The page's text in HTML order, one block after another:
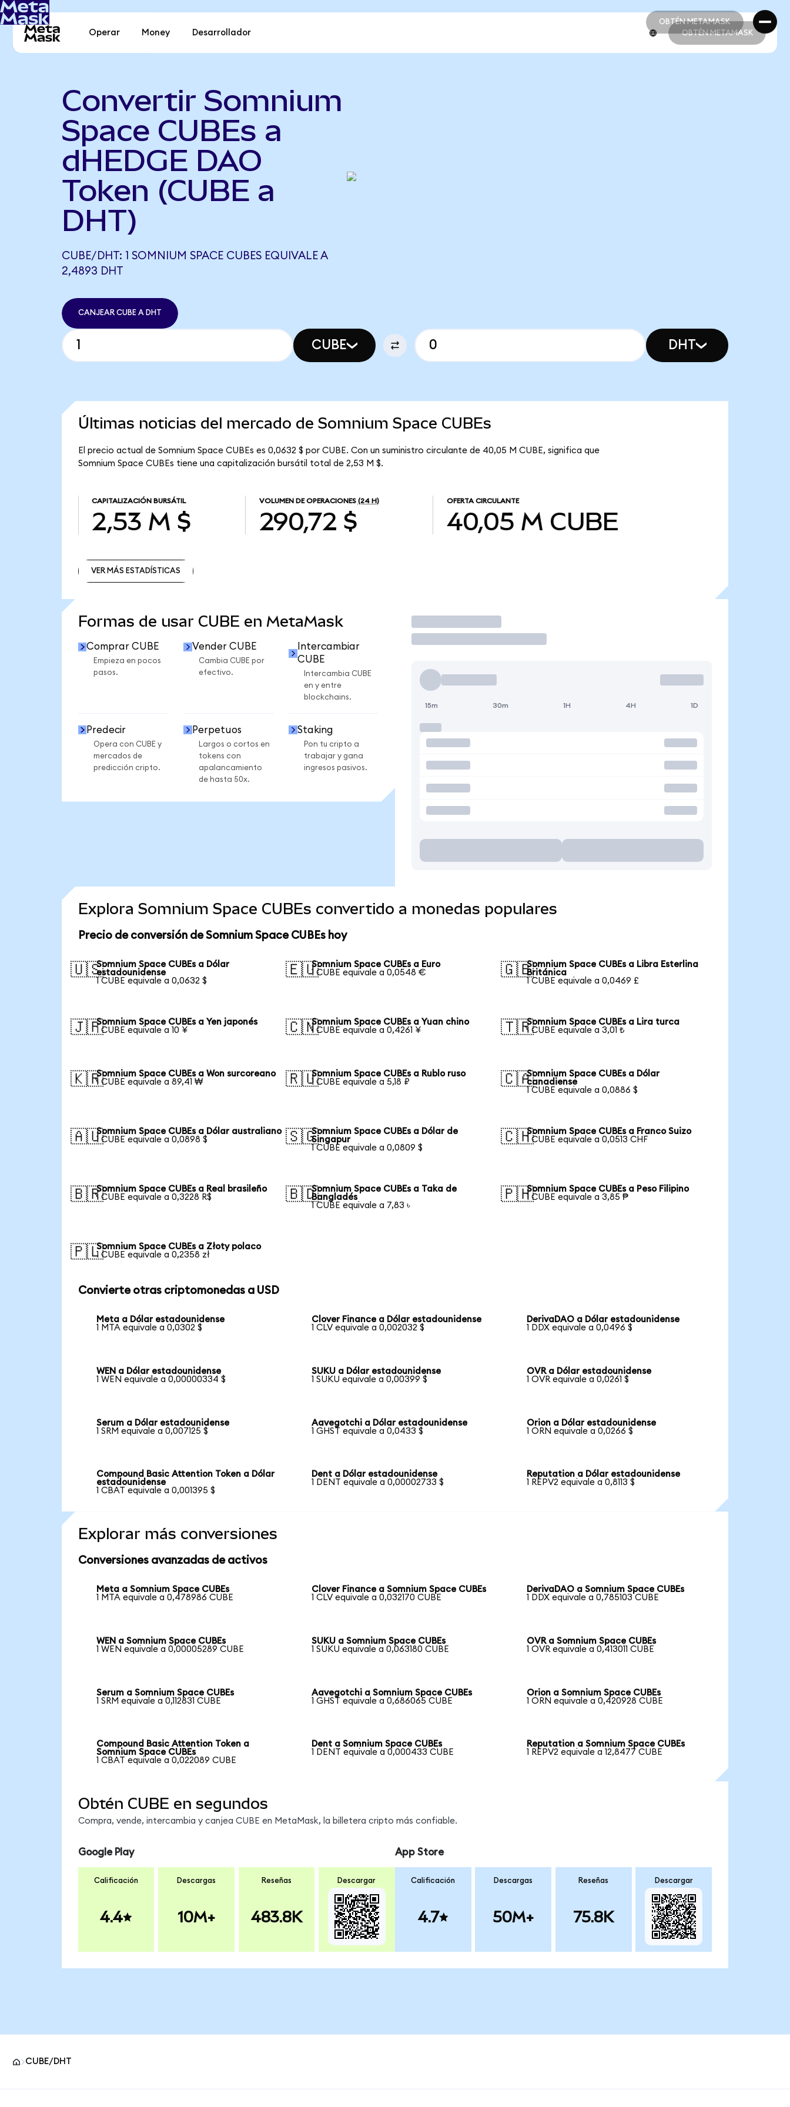
OBTÉN METAMASK
OBTÉN METAMASK
Operar Money Desarrollador OBTÉN METAMASK
Convertir Somnium
Space CUBEs a
dHEDGE DAO
Token (CUBE a
DHT)
CUBE/DHT: 1 SOMNIUM SPACE CUBES EQUIVALE A
2,4893 DHT
CANJEAR CUBE A DHT
CUBE DHT
Últimas noticias del mercado de Somnium Space CUBEs
El precio actual de Somnium Space CUBEs es 0,0632 $ por CUBE. Con un suministro circulante de 40,05 M CUBE, significa que
Somnium Space CUBEs tiene una capitalización bursátil total de 2,53 M $.
CAPITALIZACIÓN BURSÁTIL
2,53 M $
VOLUMEN DE OPERACIONES (24 H)
290,72 $
OFERTA CIRCULANTE
40,05 M CUBE
VER MÁS ESTADÍSTICAS
Formas de usar CUBE en MetaMask
Comprar CUBE
Empieza en pocos
pasos.
Vender CUBE
Cambia CUBE por
efectivo.
Intercambiar
CUBE
Intercambia CUBE
en y entre
blockchains.
Predecir
Opera con CUBE y
mercados de
predicción cripto.
Perpetuos
Largos o cortos en
tokens con
apalancamiento
de hasta 50x.
Staking
Pon tu cripto a
trabajar y gana
ingresos pasivos.
Operar
15m 30m 1H 4H 1D
Explora Somnium Space CUBEs convertido a monedas populares
Precio de conversión de Somnium Space CUBEs hoy
🇺🇸Somnium Space CUBEs a Dólar
estadounidense
1 CUBE equivale a 0,0632 $
🇪🇺Somnium Space CUBEs a Euro
1 CUBE equivale a 0,0548 €
🇬🇧Somnium Space CUBEs a Libra Esterlina
Británica
1 CUBE equivale a 0,0469 £
🇯🇵Somnium Space CUBEs a Yen japonés
1 CUBE equivale a 10 ¥
🇨🇳Somnium Space CUBEs a Yuan chino
1 CUBE equivale a 0,4261 ¥
🇹🇷Somnium Space CUBEs a Lira turca
1 CUBE equivale a 3,01 ₺
🇰🇷Somnium Space CUBEs a Won surcoreano
1 CUBE equivale a 89,41 ₩
🇷🇺Somnium Space CUBEs a Rublo ruso
1 CUBE equivale a 5,18 ₽
🇨🇦Somnium Space CUBEs a Dólar
canadiense
1 CUBE equivale a 0,0886 $
🇦🇺Somnium Space CUBEs a Dólar australiano
1 CUBE equivale a 0,0898 $
🇸🇬Somnium Space CUBEs a Dólar de
Singapur
1 CUBE equivale a 0,0809 $
🇨🇭Somnium Space CUBEs a Franco Suizo
1 CUBE equivale a 0,0513 CHF
🇧🇷Somnium Space CUBEs a Real brasileño
1 CUBE equivale a 0,3228 R$
🇧🇩Somnium Space CUBEs a Taka de
Bangladés
1 CUBE equivale a 7,83 ৳
🇵🇭Somnium Space CUBEs a Peso Filipino
1 CUBE equivale a 3,85 ₱
🇵🇱Somnium Space CUBEs a Złoty polaco
1 CUBE equivale a 0,2358 zł
Convierte otras criptomonedas a USD
Meta a Dólar estadounidense
1 MTA equivale a 0,0302 $
Clover Finance a Dólar estadounidense
1 CLV equivale a 0,002032 $
DerivaDAO a Dólar estadounidense
1 DDX equivale a 0,0496 $
WEN a Dólar estadounidense
1 WEN equivale a 0,00000334 $
SUKU a Dólar estadounidense
1 SUKU equivale a 0,00399 $
OVR a Dólar estadounidense
1 OVR equivale a 0,0261 $
Serum a Dólar estadounidense
1 SRM equivale a 0,007125 $
Aavegotchi a Dólar estadounidense
1 GHST equivale a 0,0433 $
Orion a Dólar estadounidense
1 ORN equivale a 0,0266 $
Compound Basic Attention Token a Dólar
estadounidense
1 CBAT equivale a 0,001395 $
Dent a Dólar estadounidense
1 DENT equivale a 0,00002733 $
Reputation a Dólar estadounidense
1 REPV2 equivale a 0,8113 $
Explorar más conversiones
Conversiones avanzadas de activos
Meta a Somnium Space CUBEs
1 MTA equivale a 0,478986 CUBE
Clover Finance a Somnium Space CUBEs
1 CLV equivale a 0,032170 CUBE
DerivaDAO a Somnium Space CUBEs
1 DDX equivale a 0,785103 CUBE
WEN a Somnium Space CUBEs
1 WEN equivale a 0,00005289 CUBE
SUKU a Somnium Space CUBEs
1 SUKU equivale a 0,063180 CUBE
OVR a Somnium Space CUBEs
1 OVR equivale a 0,413011 CUBE
Serum a Somnium Space CUBEs
1 SRM equivale a 0,112831 CUBE
Aavegotchi a Somnium Space CUBEs
1 GHST equivale a 0,686065 CUBE
Orion a Somnium Space CUBEs
1 ORN equivale a 0,420928 CUBE
Compound Basic Attention Token a
Somnium Space CUBEs
1 CBAT equivale a 0,022089 CUBE
Dent a Somnium Space CUBEs
1 DENT equivale a 0,000433 CUBE
Reputation a Somnium Space CUBEs
1 REPV2 equivale a 12,8477 CUBE
Obtén CUBE en segundos
Compra, vende, intercambia y canjea CUBE en MetaMask, la billetera cripto más confiable.
Google Play
Calificación
4.4
Descargas
10M+
Reseñas
483.8K
Descargar
App Store
Calificación
4.7
Descargas
50M+
Reseñas
75.8K
Descargar
CUBE/DHT